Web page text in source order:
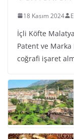
18 Kasım 2024
İçli Köfte
Patent ve
coğrafi işaret